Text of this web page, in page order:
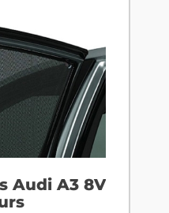
Audi A3 8V